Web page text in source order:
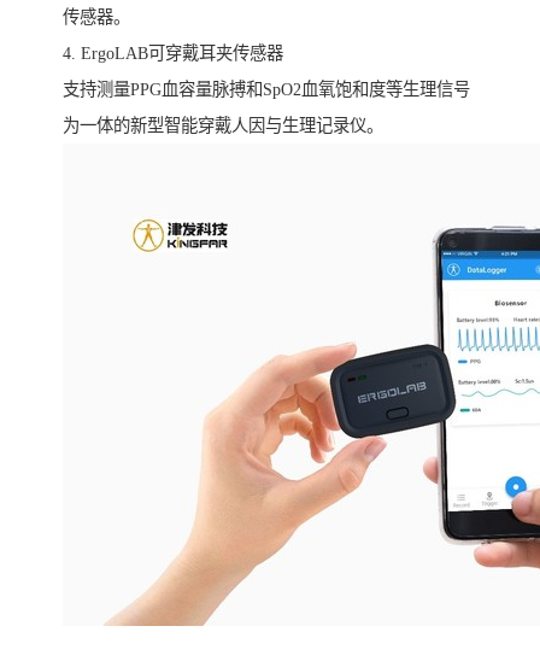
传感器。
4. ErgoLAB可穿戴耳夹传感器
支持测量PPG血容量脉搏和SpO2血氧饱和度等生理信号
为一体的新型智能穿戴人因与生理记录仪。